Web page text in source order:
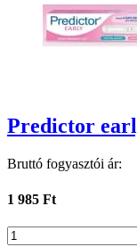
Predictor
Bruttó fogyasztói ár:
1 985 Ft